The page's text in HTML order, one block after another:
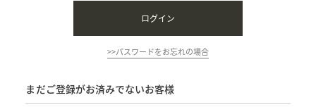
>>パスワードをお忘れの場合
まだご登録がお済みでないお客様